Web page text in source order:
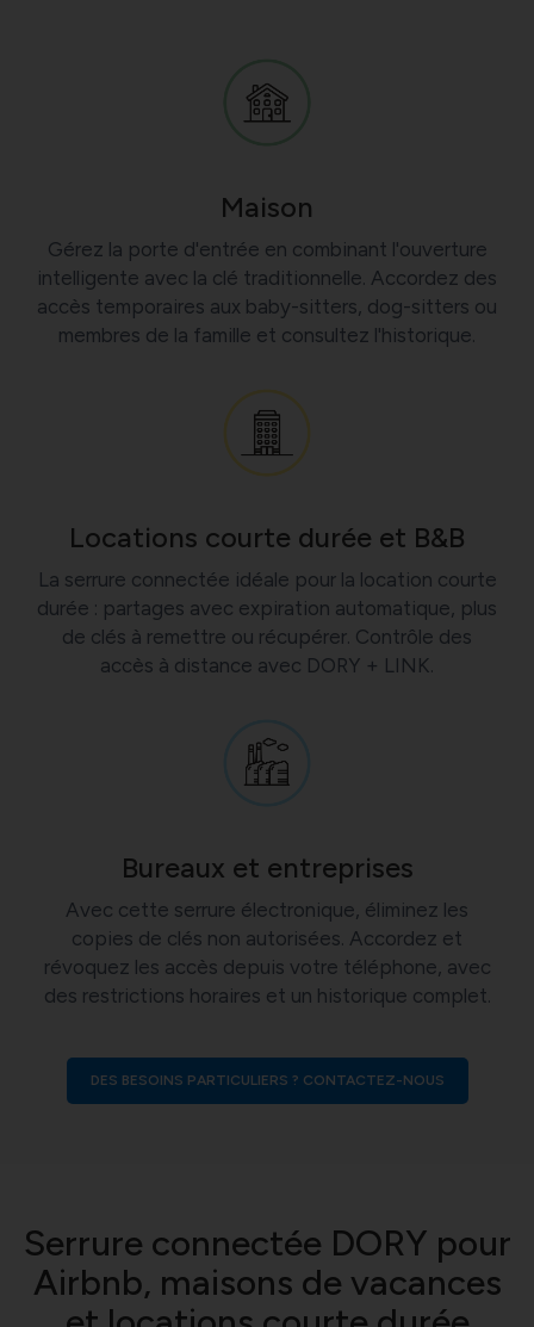
Maison
Gérez la porte d'entrée en combinant l'ouverture
intelligente avec la clé traditionnelle. Accordez des
accès temporaires aux baby-sitters, dog-sitters ou
membres de la famille et consultez l'historique.
Locations courte durée et B&B
La serrure connectée idéale pour la location courte
durée : partages avec expiration automatique, plus
de clés à remettre ou récupérer. Contrôle des
accès à distance avec DORY + LINK.
Bureaux et entreprises
Avec cette serrure électronique, éliminez les
copies de clés non autorisées. Accordez et
révoquez les accès depuis votre téléphone, avec
des restrictions horaires et un historique complet.
DES BESOINS PARTICULIERS ? CONTACTEZ-NOUS
Serrure connectée DORY pour
Airbnb, maisons de vacances